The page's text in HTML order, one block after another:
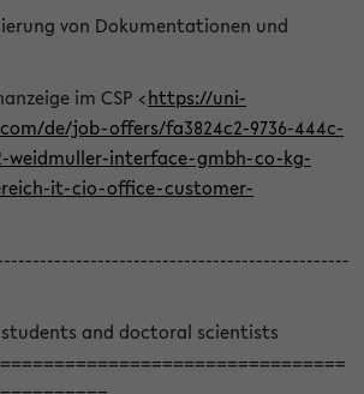
von Dokumentationen und
im CSP <https://uni-
de/job-offers/fa3824c2-9736-444c-
weidmuller-interface-gmbh-co-kg-
it-cio-office-customer-
and doctoral scientists